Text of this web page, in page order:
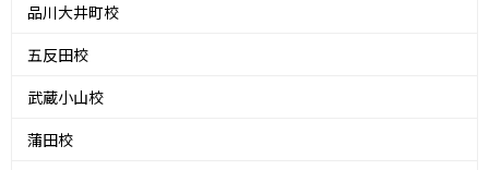
品川大井町校
五反田校
武蔵小山校
蒲田校